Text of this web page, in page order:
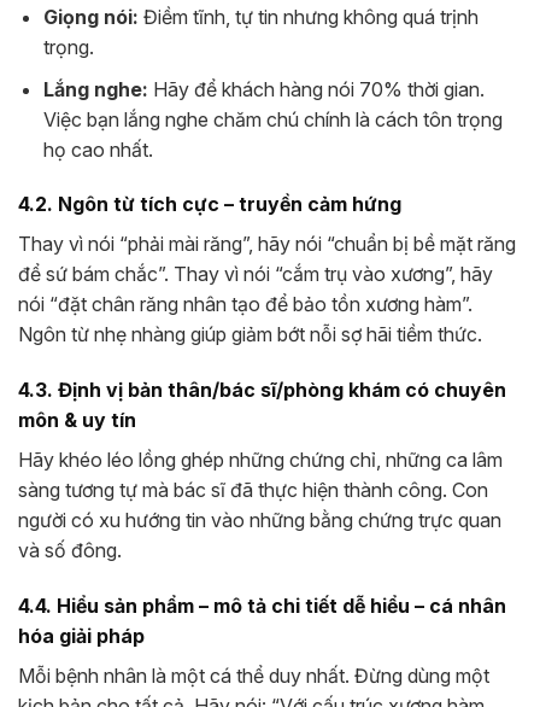
Giọng nói: Điềm tĩnh, tự tin nhưng không quá trịnh
trọng.
Lắng nghe: Hãy để khách hàng nói 70% thời gian.
Việc bạn lắng nghe chăm chú chính là cách tôn trọng
họ cao nhất.
4.2. Ngôn từ tích cực – truyền cảm hứng
Thay vì nói “phải mài răng”, hãy nói “chuẩn bị bề mặt răng
để sứ bám chắc”. Thay vì nói “cắm trụ vào xương”, hãy
nói “đặt chân răng nhân tạo để bảo tồn xương hàm”.
Ngôn từ nhẹ nhàng giúp giảm bớt nỗi sợ hãi tiềm thức.
4.3. Định vị bản thân/bác sĩ/phòng khám có chuyên
môn & uy tín
Hãy khéo léo lồng ghép những chứng chỉ, những ca lâm
sàng tương tự mà bác sĩ đã thực hiện thành công. Con
người có xu hướng tin vào những bằng chứng trực quan
và số đông.
4.4. Hiểu sản phẩm – mô tả chi tiết dễ hiểu – cá nhân
hóa giải pháp
Mỗi bệnh nhân là một cá thể duy nhất. Đừng dùng một